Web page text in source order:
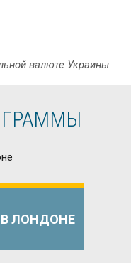
валюте Украины
ЛОНДОНЕ